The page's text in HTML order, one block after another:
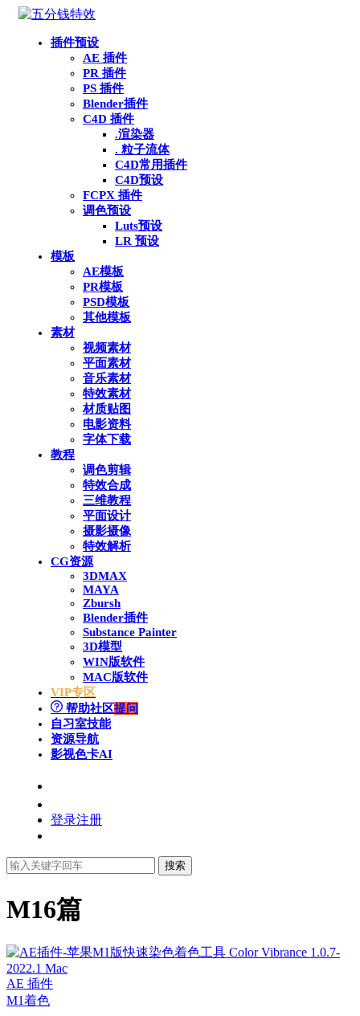
插件预设
AE 插件
PR 插件
PS 插件
Blender插件
C4D 插件
.渲染器
. 粒子流体
C4D常用插件
C4D预设
FCPX 插件
调色预设
Luts预设
LR 预设
模板
AE模板
PR模板
PSD模板
其他模板
素材
视频素材
平面素材
音乐素材
特效素材
材质贴图
电影资料
字体下载
教程
调色剪辑
特效合成
三维教程
平面设计
摄影摄像
特效解析
CG资源
3DMAX
MAYA
Zbursh
Blender插件
Substance Painter
3D模型
WIN版软件
MAC版软件
VIP专区
帮助社区提问
自习室技能
资源导航
影视色卡AI
登录注册
搜索
M16篇
AE 插件
M1着色